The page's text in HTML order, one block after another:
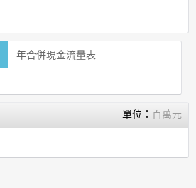
年合併現金流量表
單位： 百萬元